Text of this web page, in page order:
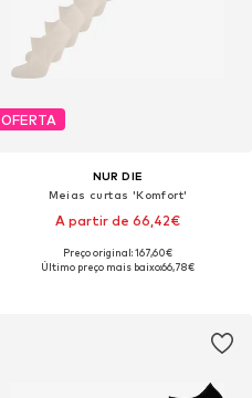
OFERTA
NUR DIE
Meias curtas 'Komfort'
A partir de 66,42€
Tamanhos disponíveis: 35-38, 39-42
Preço original: 167,60€
Último preço mais baixo:66,78€